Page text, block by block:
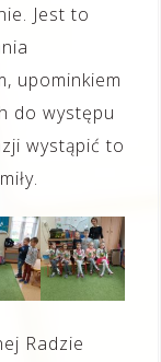
Jest to
upominkiem
do występu
wystąpić to
Radzie